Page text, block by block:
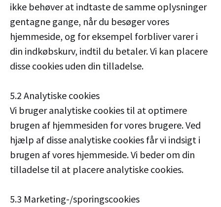
ikke behøver at indtaste de samme oplysninger
gentagne gange, når du besøger vores
hjemmeside, og for eksempel forbliver varer i
din indkøbskurv, indtil du betaler. Vi kan placere
disse cookies uden din tilladelse.
5.2 Analytiske cookies
Vi bruger analytiske cookies til at optimere
brugen af hjemmesiden for vores brugere. Ved
hjælp af disse analytiske cookies får vi indsigt i
brugen af vores hjemmeside. Vi beder om din
tilladelse til at placere analytiske cookies.
5.3 Marketing-/sporingscookies